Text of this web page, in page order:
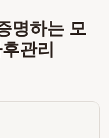
명하는 모
관리